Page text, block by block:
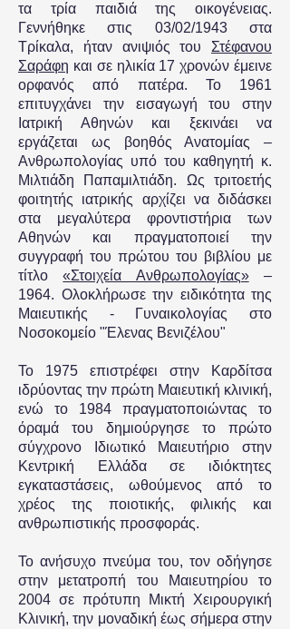
τα τρία παιδιά της οικογένειας.
Γεννήθηκε στις 03/02/1943 στα
Τρίκαλα, ήταν ανιψιός του Στέφανου
Σαράφη και σε ηλικία 17 χρονών έμεινε
ορφανός από πατέρα. Το 1961
επιτυγχάνει την εισαγωγή του στην
Ιατρική Αθηνών και ξεκινάει να
εργάζεται ως βοηθός Ανατομίας –
Ανθρωπολογίας υπό του καθηγητή κ.
Μιλτιάδη Παπαμιλτιάδη. Ως τριτοετής
φοιτητής ιατρικής αρχίζει να διδάσκει
στα μεγαλύτερα φροντιστήρια των
Αθηνών και πραγματοποιεί την
συγγραφή του πρώτου του βιβλίου με
τίτλο«Στοιχεία Ανθρωπολογίας»–
1964. Ολοκλήρωσε την ειδικότητα της
Μαιευτικής - Γυναικολογίας στο
Νοσοκομείο "Έλενας Βενιζέλου"
Το 1975 επιστρέφει στην Καρδίτσα
ιδρύοντας την πρώτη Μαιευτική κλινική,
ενώ το 1984 πραγματοποιώντας το
όραμά του δημιούργησε το πρώτο
σύγχρονο Ιδιωτικό Μαιευτήριο στην
Κεντρική Ελλάδα σε ιδιόκτητες
εγκαταστάσεις, ωθούμενος από το
χρέος της ποιοτικής, φιλικής και
ανθρωπιστικής προσφοράς.
Το ανήσυχο πνεύμα του, τον οδήγησε
στην μετατροπή του Μαιευτηρίου το
2004 σε πρότυπη Μικτή Χειρουργική
Κλινική, την μοναδική έως σήμερα στην